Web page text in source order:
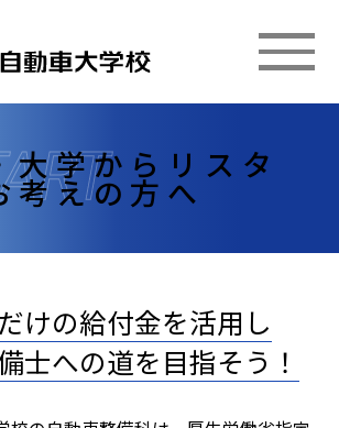
大学からリスタ
考えの方へ
けの給付金を活用し
士への道を目指そう！